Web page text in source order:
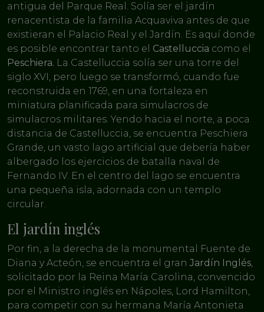
antigua del Parque Real. Solía ser el jardín
renacentista de la familia Acquaviva antes de que
existieran el Palacio Real y el Jardín. Es aquí donde
es posible encontrar tanto el Castelluccia como el
Peschiera. La Castelluccia solía ser una torre del
siglo XVI, pero luego se transformó, cuando fue
reconstruida en 1769, en una fortaleza en
miniatura planificada para simulacros de
simulacros militares. Yendo hacia el norte, a poca
distancia de Castelluccia, se encuentra Peschiera
Grande, un vasto lago artificial que debería haber
albergado los ejercicios de batalla naval de
Fernando IV. En el centro del lago se encuentra
una pequeña isla, adornada con un templo
circular.
El jardín inglés
Por fin, a la derecha de la monumental Fuente de
Diana y Acteón, se encuentra el gran Jardín Inglés,
solicitado por la Reina María Carolina, convencido
por el Ministro inglés en Nápoles, Lord Hamilton,
para competir con su hermana María Antonieta